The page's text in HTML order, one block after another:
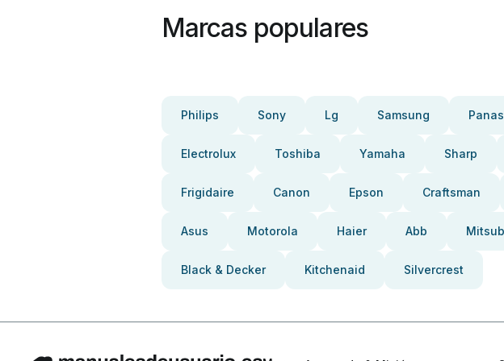
Marcas populares
Philips Sony Lg Samsung
Electrolux Toshiba Yamaha Sharp
Frigidaire Canon Epson Craftsman
Asus Motorola Haier Abb
Black & Decker Kitchenaid Silvercrest